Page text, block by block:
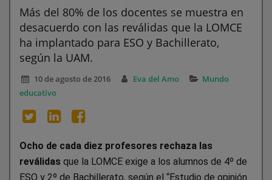
Más del 80% de los docentes se muestra en
desacuerdo con las reválidas que la LOMCE
ha implantado para ESO y Bachillerato,
según la UAM.
10 de agosto de 2016 Eva del Amo
Mundo
educativo
Ocho de cada diez profesores rechaza las
reválidas que la LOMCE exige a los alumnos de 4º de
ESO y 2º de Bachillerato, según el “Estudio de opinión